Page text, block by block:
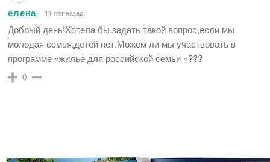
елена 11 лет назад
Добрый день!Хотела бы задать такой вопрос,если мы
молодая семья,детей нет.Можем ли мы участвовать в
программе «жилье для российской семьи «???
0